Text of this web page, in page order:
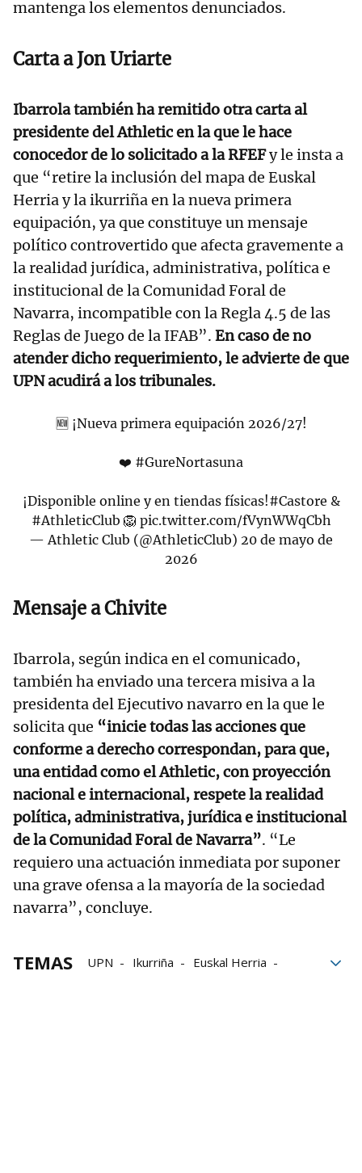
mantenga los elementos denunciados.
Carta a Jon Uriarte
Ibarrola también ha remitido otra carta al
presidente del Athletic en la que le hace
conocedor de lo solicitado a la RFEFy le insta a
que “retire la inclusión del mapa de Euskal
Herria y la ikurriña en la nueva primera
equipación, ya que constituye un mensaje
político controvertido que afecta gravemente a
la realidad jurídica, administrativa, política e
institucional de la Comunidad Foral de
Navarra, incompatible con la Regla 4.5 de las
Reglas de Juego de la IFAB”. En caso de no
atender dicho requerimiento, le advierte de que
UPN acudirá a los tribunales.
🆕 ¡Nueva primera equipación 2026/27!
❤️ #GureNortasuna
¡Disponible online y en tiendas físicas!#Castore &
#AthleticClub 🦁 pic.twitter.com/fVynWWqCbh
— Athletic Club (@AthleticClub) 20 de mayo de
2026
Mensaje a Chivite
Ibarrola, según indica en el comunicado,
también ha enviado una tercera misiva a la
presidenta del Ejecutivo navarro en la que le
solicita que “inicie todas las acciones que
conforme a derecho correspondan, para que,
una entidad como el Athletic, con proyección
nacional e internacional, respete la realidad
política, administrativa, jurídica e institucional
de la Comunidad Foral de Navarra”. “Le
requiero una actuación inmediata por suponer
una grave ofensa a la mayoría de la sociedad
navarra”, concluye.
TEMAS UPN Ikurriña
Euskal Herria